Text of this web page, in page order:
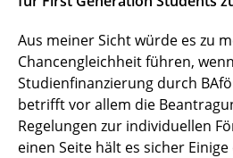
Aus meiner Sicht würde es zu
Chancengleichheit führen,
Studienfinanzierung durch
betrifft vor allem die
Regelungen zur individuellen
einen Seite hält es sicher